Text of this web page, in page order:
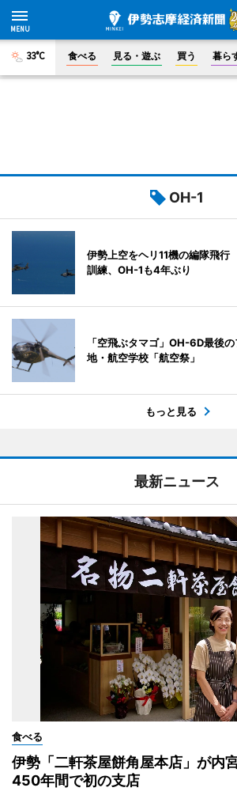
33°C 食べる 見る・遊ぶ 買う 暮ら
OH-1
伊勢上空をヘリ11機の編隊飛
訓練、OH-1も4年ぶり
「空飛ぶタマゴ」OH-6D最後
地・航空学校「航空祭」
もっと見る
最新ニュース
食べる
伊勢「二軒茶屋餅角屋本店」が
450年間で初の支店